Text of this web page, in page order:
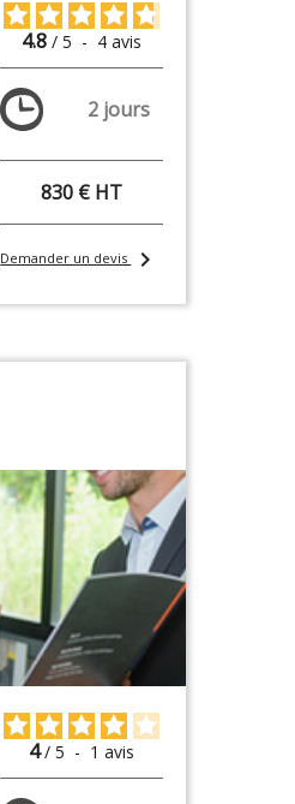
4.8 / 5 - 4avis
2 jours
830 € HT
Demander un devis chevron_right
4 / 5 - 1avis